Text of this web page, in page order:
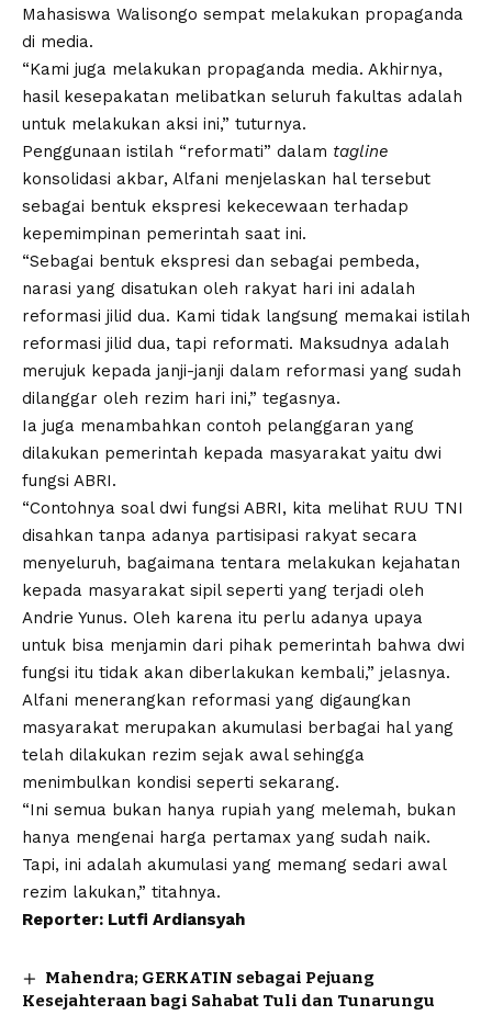
Mahasiswa Walisongo sempat melakukan propaganda
di media.
“Kami juga melakukan propaganda media. Akhirnya,
hasil kesepakatan melibatkan seluruh fakultas adalah
untuk melakukan aksi ini,” tuturnya.
Penggunaan istilah “reformati” dalam tagline
konsolidasi akbar, Alfani menjelaskan hal tersebut
sebagai bentuk ekspresi kekecewaan terhadap
kepemimpinan pemerintah saat ini.
“Sebagai bentuk ekspresi dan sebagai pembeda,
narasi yang disatukan oleh rakyat hari ini adalah
reformasi jilid dua. Kami tidak langsung memakai istilah
reformasi jilid dua, tapi reformati. Maksudnya adalah
merujuk kepada janji-janji dalam reformasi yang sudah
dilanggar oleh rezim hari ini,” tegasnya.
Ia juga menambahkan contoh pelanggaran yang
dilakukan pemerintah kepada masyarakat yaitu dwi
fungsi ABRI.
“Contohnya soal dwi fungsi ABRI, kita melihat RUU TNI
disahkan tanpa adanya partisipasi rakyat secara
menyeluruh, bagaimana tentara melakukan kejahatan
kepada masyarakat sipil seperti yang terjadi oleh
Andrie Yunus. Oleh karena itu perlu adanya upaya
untuk bisa menjamin dari pihak pemerintah bahwa dwi
fungsi itu tidak akan diberlakukan kembali,” jelasnya.
Alfani menerangkan reformasi yang digaungkan
masyarakat merupakan akumulasi berbagai hal yang
telah dilakukan rezim sejak awal sehingga
menimbulkan kondisi seperti sekarang.
“Ini semua bukan hanya rupiah yang melemah, bukan
hanya mengenai harga pertamax yang sudah naik.
Tapi, ini adalah akumulasi yang memang sedari awal
rezim lakukan,” titahnya.
Reporter: Lutfi Ardiansyah
Mahendra; GERKATIN sebagai Pejuang
Kesejahteraan bagi Sahabat Tuli dan Tunarungu